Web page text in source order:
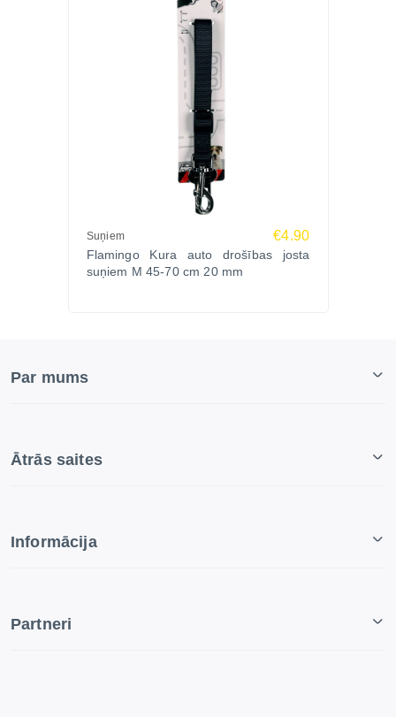
Suņiem €4.90
Flamingo Kura auto drošības josta
suņiem M 45-70 cm 20 mm
Par mums
Ātrās saites
Informācija
Partneri